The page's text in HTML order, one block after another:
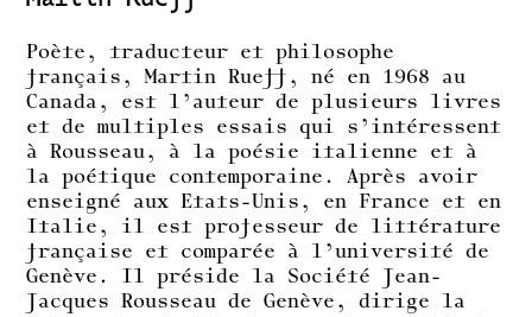
Poète, traducteur et philosophe
français, Martin Rueff, né en 1968 au
Canada, est l’auteur de plusieurs livres
et de multiples essais qui s’intéressent
à Rousseau, à la poésie italienne et à
la poétique contemporaine. Après avoir
enseigné aux Etats-Unis, en France et en
Italie, il est professeur de littérature
française et comparée à l’université de
Genève. Il préside la Société Jean-
Jacques Rousseau de Genève, dirige la